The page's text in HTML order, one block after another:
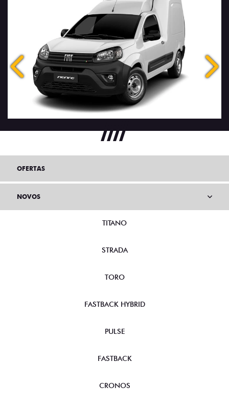
Anterior
OFERTAS
NOVOS
TITANO
STRADA
TORO
FASTBACK HYBRID
PULSE
FASTBACK
CRONOS